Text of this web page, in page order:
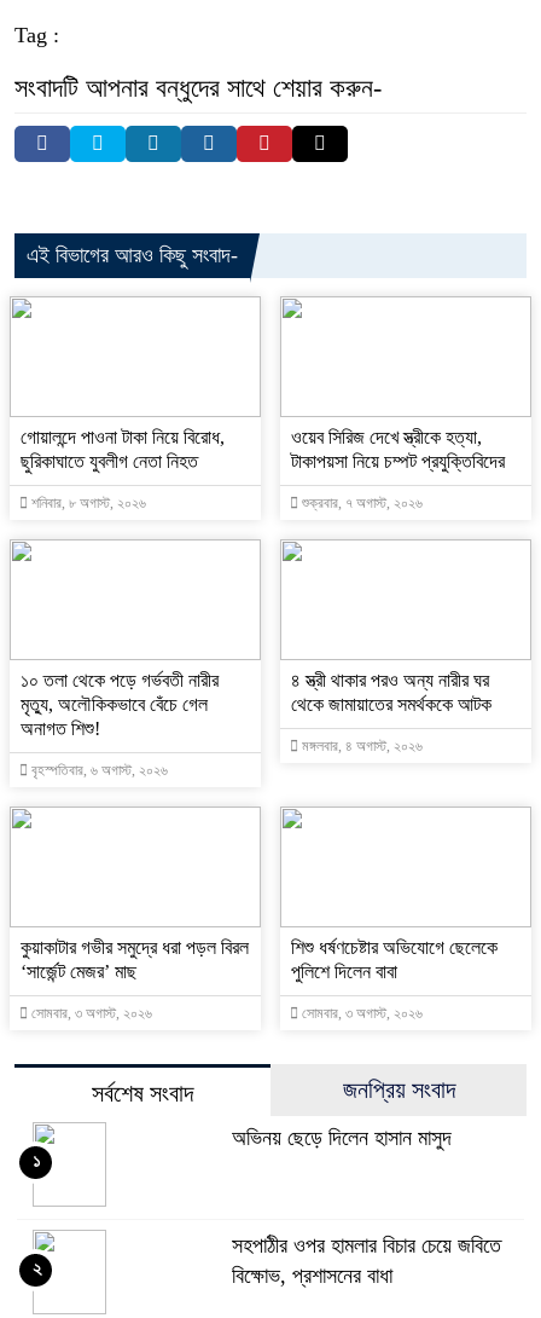
Tag :
সংবাদটি আপনার বন্ধুদের সাথে শেয়ার করুন-
এই বিভাগের আরও কিছু সংবাদ-
গোয়ালন্দে পাওনা টাকা নিয়ে বিরোধ,
ছুরিকাঘাতে যুবলীগ নেতা নিহত
শনিবার, ৮ অগাস্ট, ২০২৬
ওয়েব সিরিজ দেখে স্ত্রীকে হত্যা,
টাকাপয়সা নিয়ে চম্পট প্রযুক্তিবিদের
শুক্রবার, ৭ অগাস্ট, ২০২৬
১০ তলা থেকে পড়ে গর্ভবতী নারীর
মৃত্যু, অলৌকিকভাবে বেঁচে গেল
অনাগত শিশু!
বৃহস্পতিবার, ৬ অগাস্ট, ২০২৬
৪ স্ত্রী থাকার পরও অন্য নারীর ঘর
থেকে জামায়াতের সমর্থককে আটক
মঙ্গলবার, ৪ অগাস্ট, ২০২৬
কুয়াকাটার গভীর সমুদ্রে ধরা পড়ল বিরল
‘সার্জেন্ট মেজর’ মাছ
সোমবার, ৩ অগাস্ট, ২০২৬
শিশু ধর্ষণচেষ্টার অভিযোগে ছেলেকে
পুলিশে দিলেন বাবা
সোমবার, ৩ অগাস্ট, ২০২৬
সর্বশেষ সংবাদ জনপ্রিয় সংবাদ
অভিনয় ছেড়ে দিলেন হাসান মাসুদ
১
সহপাঠীর ওপর হামলার বিচার চেয়ে জবিতে
বিক্ষোভ, প্রশাসনের বাধা
২